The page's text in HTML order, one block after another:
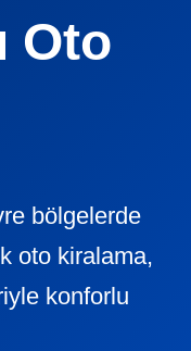
Oto
bölgelerde
oto kiralama,
konforlu